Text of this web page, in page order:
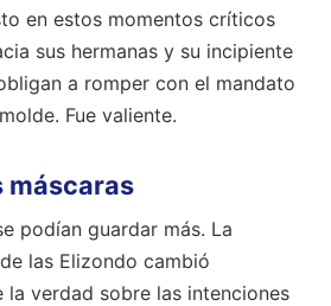
en estos momentos críticos
sus hermanas y su incipiente
a romper con el mandato
Fue valiente.
máscaras
podían guardar más. La
las Elizondo cambió
la verdad sobre las intenciones